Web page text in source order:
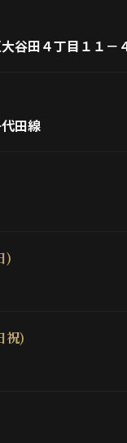
谷田４丁目１１－
田線
)
祝)